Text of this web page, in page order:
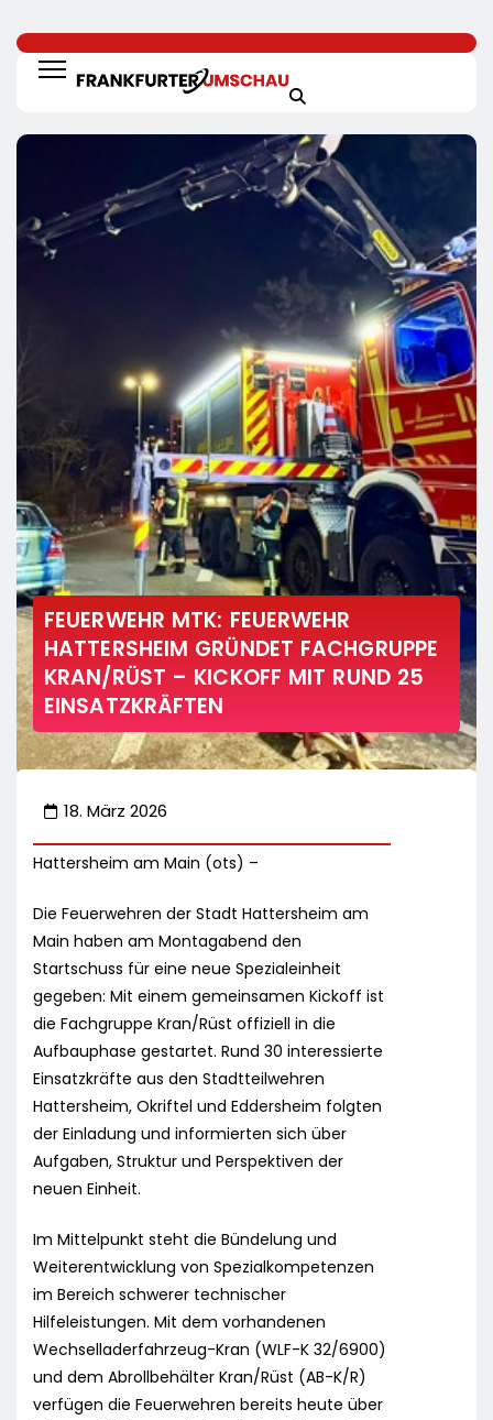
FEUERWEHR MTK: FEUERWEHR
HATTERSHEIM GRÜNDET FACHGRUPPE
KRAN/RÜST – KICKOFF MIT RUND 25
EINSATZKRÄFTEN
18. März 2026
Hattersheim am Main (ots) –
Die Feuerwehren der Stadt Hattersheim am
Main haben am Montagabend den
Startschuss für eine neue Spezialeinheit
gegeben: Mit einem gemeinsamen Kickoff ist
die Fachgruppe Kran/Rüst offiziell in die
Aufbauphase gestartet. Rund 30 interessierte
Einsatzkräfte aus den Stadtteilwehren
Hattersheim, Okriftel und Eddersheim folgten
der Einladung und informierten sich über
Aufgaben, Struktur und Perspektiven der
neuen Einheit.
Im Mittelpunkt steht die Bündelung und
Weiterentwicklung von Spezialkompetenzen
im Bereich schwerer technischer
Hilfeleistungen. Mit dem vorhandenen
Wechselladerfahrzeug-Kran (WLF-K 32/6900)
und dem Abrollbehälter Kran/Rüst (AB-K/R)
verfügen die Feuerwehren bereits heute über